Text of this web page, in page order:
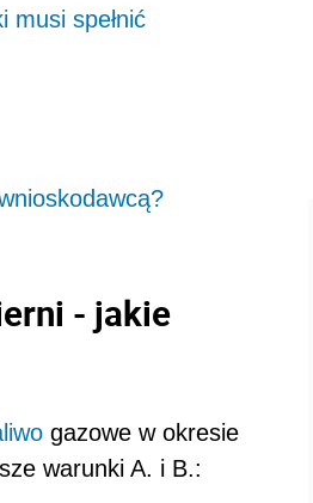
musi spełnić
- jakie
gazowe w okresie
warunki A. i B.: